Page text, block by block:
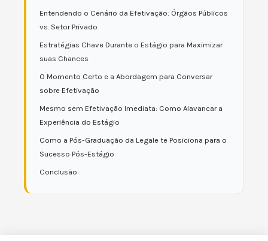
Entendendo o Cenário da Efetivação: Órgãos Públicos
vs. Setor Privado
Estratégias Chave Durante o Estágio para Maximizar
suas Chances
O Momento Certo e a Abordagem para Conversar
sobre Efetivação
Mesmo sem Efetivação Imediata: Como Alavancar a
Experiência do Estágio
Como a Pós-Graduação da Legale te Posiciona para o
Sucesso Pós-Estágio
Conclusão